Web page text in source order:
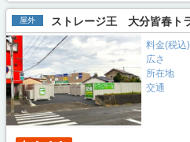
屋外 ストレージ王 大分皆春ト
料金(税込)
広さ
所在地
交通